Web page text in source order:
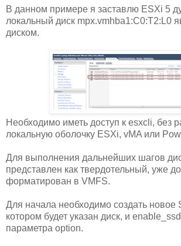
В данном примере я заставлю ESXi 5
локальный диск mpx.vmhba1:C0:T2:L0
диском.
Необходимо иметь доступ к esxcli, без
локальную оболочку ESXi, vMA или
Для выполнения дальнейших шагов
представлен как твердотельный, уже
форматирован в VMFS.
Для начала необходимо создать новое
котором будет указан диск, и
параметра option.